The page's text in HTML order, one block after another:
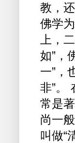
教，
佛学
上，
如”，
一”，
非”。
常是
尚一
叫做“